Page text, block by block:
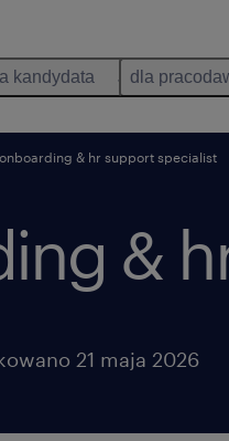
kandydata dla
& hr support specialist
&
21 maja 2026